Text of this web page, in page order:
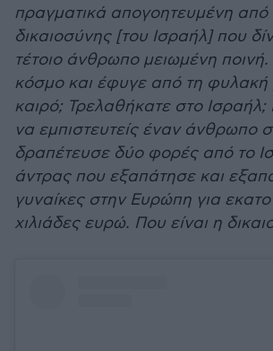
πραγματικά απογοητευμένη
δικαιοσύνης [του Ισραήλ] που
τέτοιο άνθρωπο μειωμένη
κόσμο και έφυγε από τη φυλακή
καιρό; Τρελαθήκατε στο
να εμπιστευτείς έναν άνθρωπο
δραπέτευσε δύο φορές από το
άντρας που εξαπάτησε και
γυναίκες στην Ευρώπη για
χιλιάδες ευρώ. Που είναι η